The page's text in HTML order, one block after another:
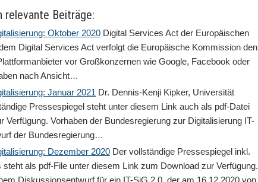
Beiträge:
Oktober 2020 Digital Services Act der Europäischen
Digital Services Act verfolgt die Europäische Kommission den
vor Großkonzernen wie Google, Facebook oder
nach Ansicht…
Januar 2021 Dr. Dennis-Kenji Kipker, Universität
Pressespiegel steht unter diesem Link auch als pdf-Datei
Verfügung. Vorhaben der Bundesregierung zur Digitalisierung IT-
der Bundesregierung…
Dezember 2020 Der vollständige Pressespiegel inkl.
als pdf-File unter diesem Link zum Download zur Verfügung.